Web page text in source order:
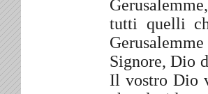
tutti quelli
Signore, Dio
Il vostro Dio